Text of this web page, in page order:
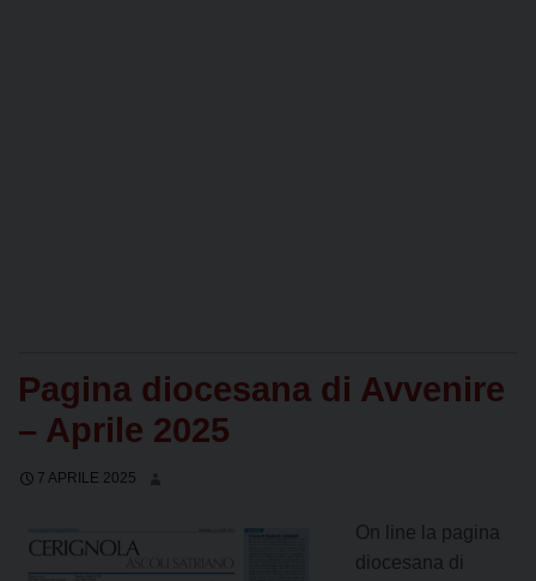
Pagina diocesana di Avvenire
– Aprile 2025
7 APRILE 2025
On line la pagina
diocesana di